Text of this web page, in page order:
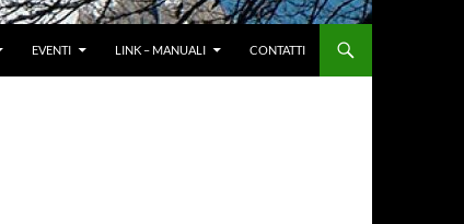
EVENTI LINK – MANUALI CONTATTI